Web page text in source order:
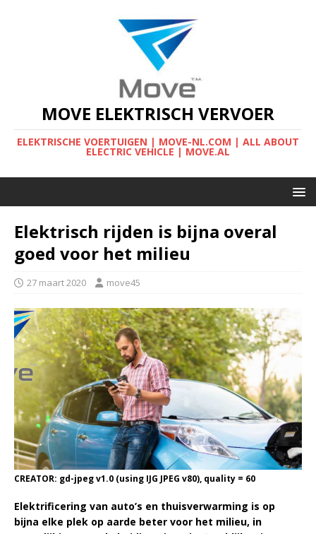
MOVE ELEKTRISCH VERVOER
ELEKTRISCHE VOERTUIGEN | MOVE-NL.COM | ALL ABOUT
ELECTRIC VEHICLE | MOVE.AL
Elektrisch rijden is bijna overal
goed voor het milieu
27 maart 2020 move45
CREATOR: gd-jpeg v1.0 (using IJG JPEG v80), quality = 60
Elektrificering van auto’s en thuisverwarming is op
bijna elke plek op aarde beter voor het milieu, in